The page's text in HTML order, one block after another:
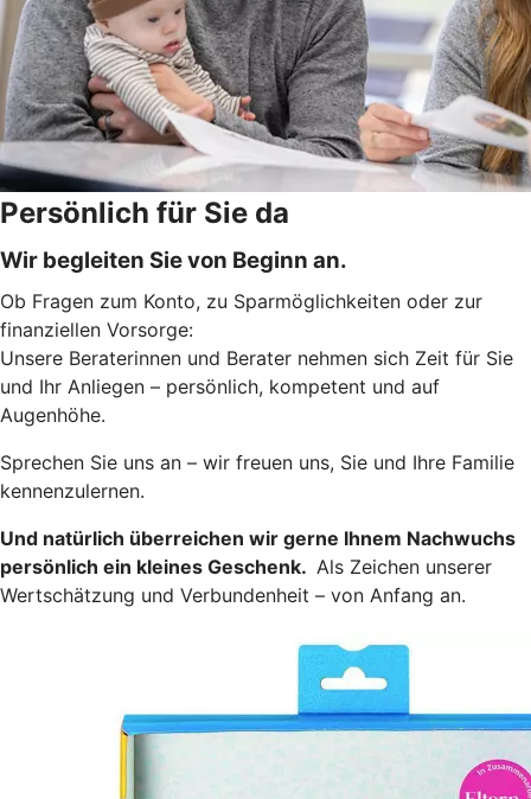
Persönlich für Sie da
Wir begleiten Sie von Beginn an.
Ob Fragen zum Konto, zu Sparmöglichkeiten oder zur
finanziellen Vorsorge:
Unsere Beraterinnen und Berater nehmen sich Zeit für Sie
und Ihr Anliegen – persönlich, kompetent und auf
Augenhöhe.
Sprechen Sie uns an – wir freuen uns, Sie und Ihre Familie
kennenzulernen.
Und natürlich überreichen wir gerne Ihnem Nachwuchs
persönlich ein kleines Geschenk. Als Zeichen unserer
Wertschätzung und Verbundenheit – von Anfang an.